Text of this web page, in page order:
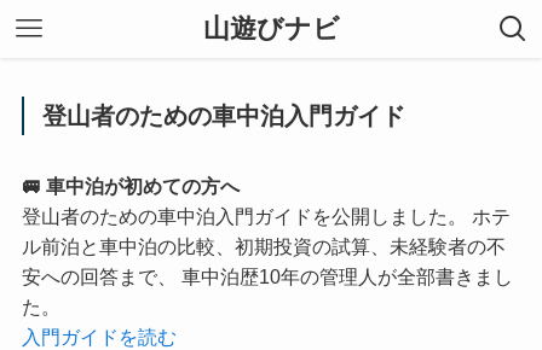
山遊びナビ
登山者のための車中泊入門ガイド
🚐 車中泊が初めての方へ
登山者のための車中泊入門ガイドを公開しました。 ホテ
ル前泊と車中泊の比較、初期投資の試算、未経験者の不
安への回答まで、 車中泊歴10年の管理人が全部書きまし
た。
入門ガイドを読む